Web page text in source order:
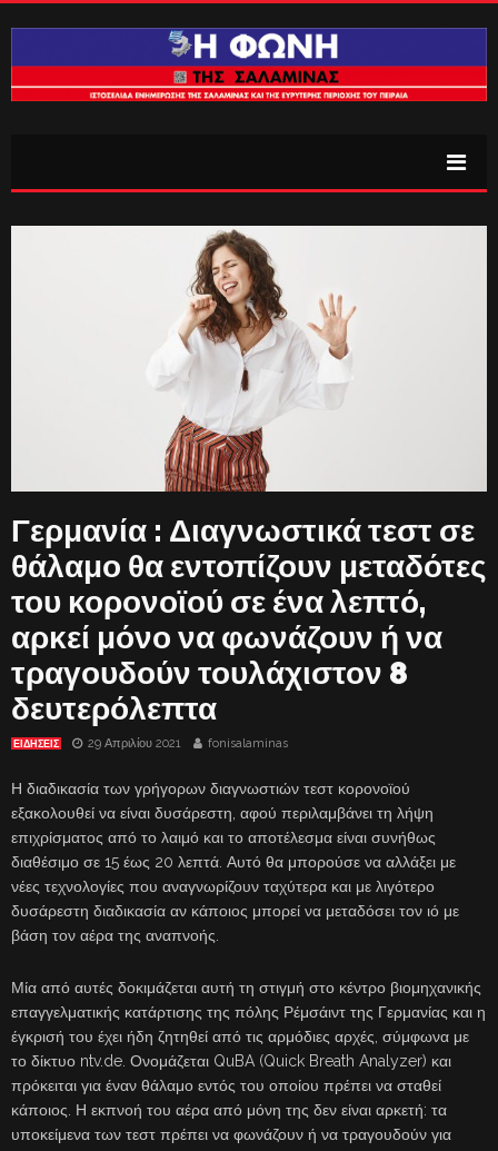
Γερμανία : Διαγνωστικά τεστ σε
θάλαμο θα εντοπίζουν μεταδότες
του κορονοϊού σε ένα λεπτό,
αρκεί μόνο να φωνάζουν ή να
τραγουδούν τουλάχιστον 8
δευτερόλεπτα
ΕΙΔΗΣΕΙΣ 29 Απριλίου 2021 fonisalaminas
Η διαδικασία των γρήγορων διαγνωστιών τεστ κορονοϊού
εξακολουθεί να είναι δυσάρεστη, αφού περιλαμβάνει τη λήψη
επιχρίσματος από το λαιμό και το αποτέλεσμα είναι συνήθως
διαθέσιμο σε 15 έως 20 λεπτά. Αυτό θα μπορούσε να αλλάξει με
νέες τεχνολογίες που αναγνωρίζουν ταχύτερα και με λιγότερο
δυσάρεστη διαδικασία αν κάποιος μπορεί να μεταδόσει τον ιό με
βάση τον αέρα της αναπνοής.
Μία από αυτές δοκιμάζεται αυτή τη στιγμή στο κέντρο βιομηχανικής
επαγγελματικής κατάρτισης της πόλης Ρέμσάιντ της Γερμανίας και η
έγκρισή του έχει ήδη ζητηθεί από τις αρμόδιες αρχές, σύμφωνα με
το δίκτυο ntv.de. Ονομάζεται QuBA (Quick Breath Analyzer) και
πρόκειται για έναν θάλαμο εντός του οποίου πρέπει να σταθεί
κάποιος. Η εκπνοή του αέρα από μόνη της δεν είναι αρκετή: τα
υποκείμενα των τεστ πρέπει να φωνάζουν ή να τραγουδούν για